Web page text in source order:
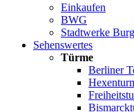
Einkaufen
BWG
Stadtwerke Burg
Sehenswertes
Türme
Berliner